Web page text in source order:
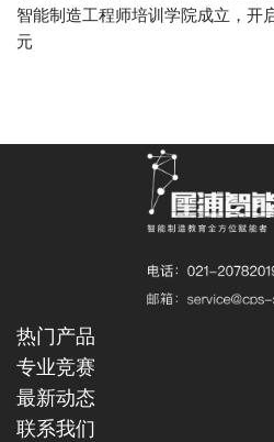
智能制造工程师培训学院成立，开
元
热门产品
专业竞赛
最新动态
联系我们